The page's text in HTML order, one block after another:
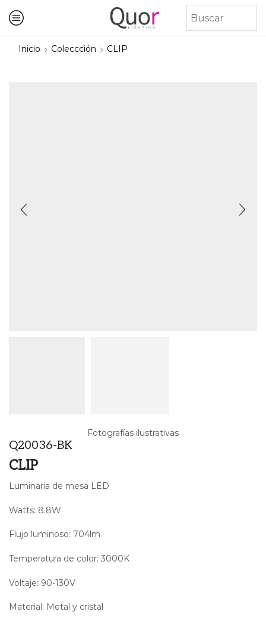
Inicio Coleccción CLIP
Fotografías ilustrativas
Q20036-BK
CLIP
Luminaria de mesa LED
Watts: 8.8W
Flujo luminoso: 704lm
Temperatura de color: 3000K
Voltaje: 90-130V
Material: Metal y cristal